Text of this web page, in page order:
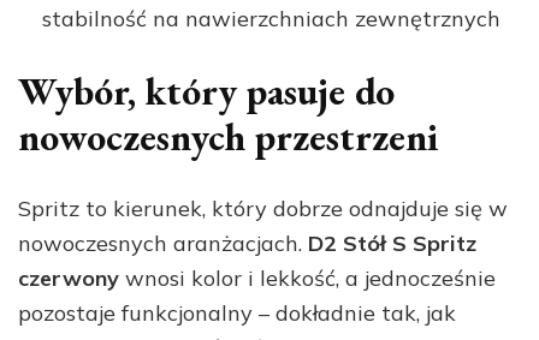
stabilność na nawierzchniach zewnętrznych
Wybór, który pasuje do
nowoczesnych przestrzeni
Spritz to kierunek, który dobrze odnajduje się w
nowoczesnych aranżacjach. D2 Stół S Spritz
czerwony wnosi kolor i lekkość, a jednocześnie
pozostaje funkcjonalny – dokładnie tak, jak